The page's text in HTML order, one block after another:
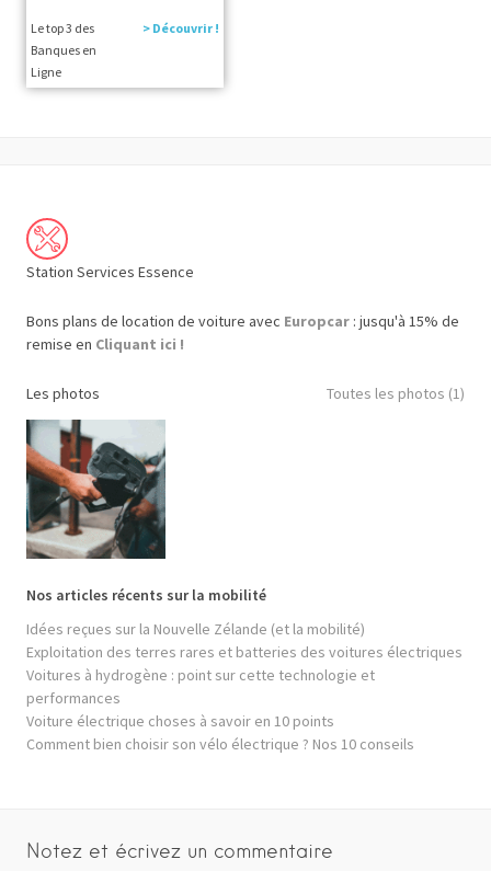
Le top 3 des
Banques en
Ligne
> Découvrir !
Station Services Essence
Bons plans de location de voiture avec Europcar : jusqu'à 15% de
remise en Cliquant ici !
Les photos Toutes les photos (1)
Nos articles récents sur la mobilité
Idées reçues sur la Nouvelle Zélande (et la mobilité)
Exploitation des terres rares et batteries des voitures électriques
Voitures à hydrogène : point sur cette technologie et
performances
Voiture électrique choses à savoir en 10 points
Comment bien choisir son vélo électrique ? Nos 10 conseils
Notez et écrivez un commentaire